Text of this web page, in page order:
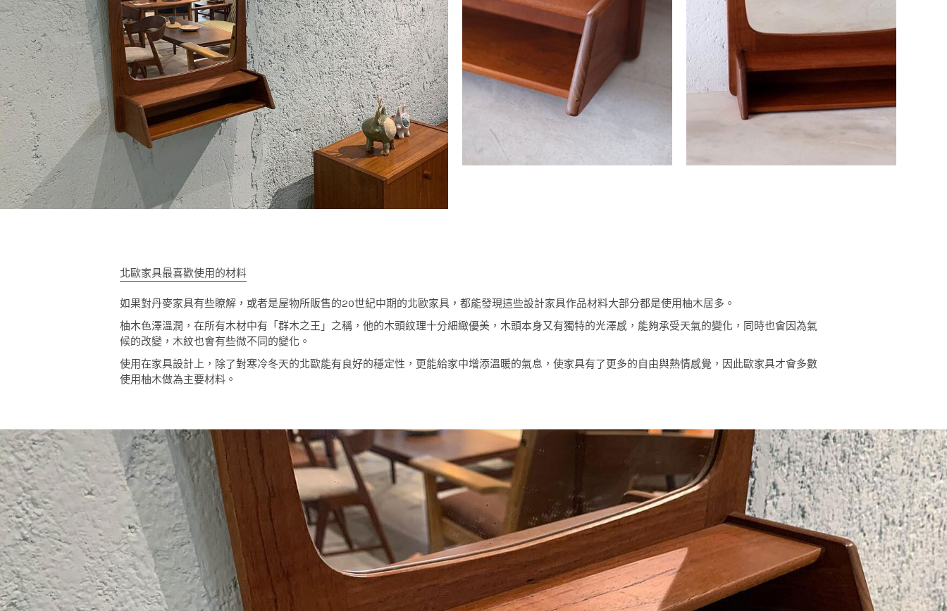
北歐家具最喜歡使用的材料
如果對丹麥家具有些瞭解，或者是屋物所販售的20世紀中期的北歐家具，都能發現這些設計家具作品材料大部分都是使用柚木居多。
柚木色澤溫潤，在所有木材中有「群木之王」之稱，他的木頭紋理十分細緻優美，木頭本身又有獨特的光澤感，能夠承受天氣的變化，同時也會因為氣
候的改變，木紋也會有些微不同的變化。
使用在家具設計上，除了對寒冷冬天的北歐能有良好的穩定性，更能給家中增添溫暖的氣息，使家具有了更多的自由與熱情感覺，因此歐家具才會多數
使用柚木做為主要材料。